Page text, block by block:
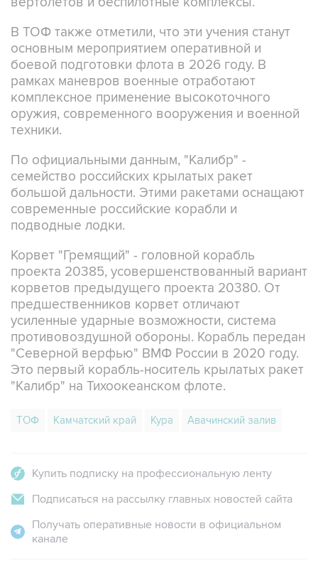
боевой подготовки флота в 2026 году. В
рамках маневров военные отработают
комплексное применение высокоточного
оружия, современного вооружения и военной
техники.
По официальными данным, "Калибр" -
большой дальности. Этими ракетами оснащают
современные российские корабли и
подводные лодки.
Корвет "Гремящий" - головной корабль
корветов предыдущего проекта 20380. От
предшественников корвет отличают
усиленные ударные возможности, система
противовоздушной обороны. Корабль передан
"Северной верфью" ВМФ России в 2020 году.
Это первый корабль-носитель крылатых ракет
"Калибр" на Тихоокеанском флоте.
ТОФ Камчатский край Кура Авачинский залив
Подписаться на рассылку главных новостей сайта
Получать оперативные новости в официальном
канале